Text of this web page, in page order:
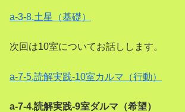
a-3-8.土星（基礎）
次回は10室についてお話しします。
a-7-5.読解実践-10室カルマ（行動）
a-7-4.読解実践-9室ダルマ（希望）